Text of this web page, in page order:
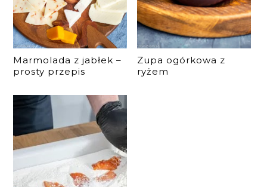
Marmolada z jabłek –
prosty przepis
Zupa ogórkowa z
ryżem